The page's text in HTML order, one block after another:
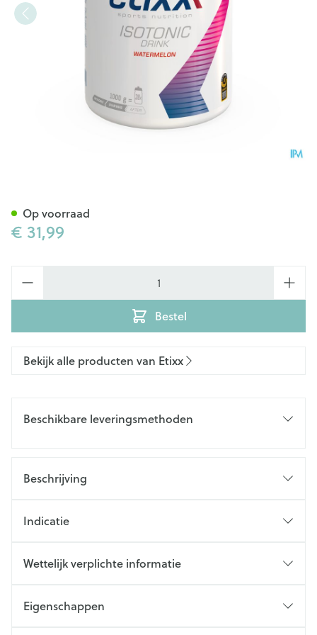
€ 31,99
Bestel
Op voorraad
Bekijk alle producten van Etixx
Beschikbare leveringsmethoden
Beschrijving
Indicatie
Wettelijk verplichte informatie
Eigenschappen